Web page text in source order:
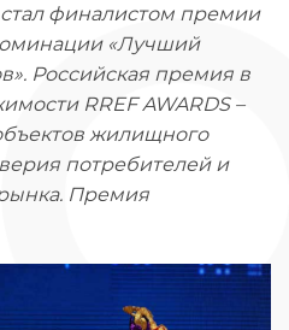
финалистом премии
«Лучший
Российская премия в
RREF AWARDS –
жилищного
потребителей и
Премия